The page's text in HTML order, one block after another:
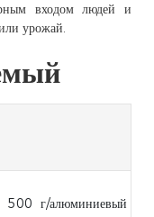
входом людей и
урожай.
500 г/алюминиевый